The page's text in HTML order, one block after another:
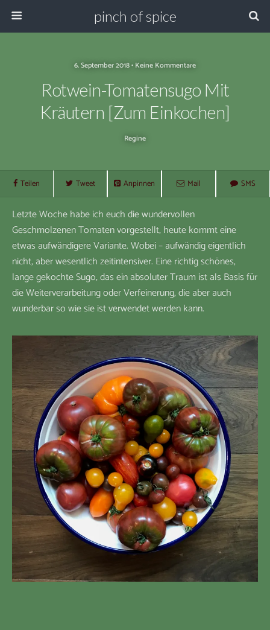
pinch of spice
6. September 2018 • Keine Kommentare
Rotwein-Tomatensugo Mit
Kräutern [zum Einkochen]
Regine
Teilen Tweet Anpinnen Mail SMS
Letzte Woche habe ich euch die wundervollen
Geschmolzenen Tomaten vorgestellt, heute kommt eine
etwas aufwändigere Variante. Wobei – aufwändig eigentlich
nicht, aber wesentlich zeitintensiver. Eine richtig schönes,
lange gekochte Sugo, das ein absoluter Traum ist als Basis für
die Weiterverarbeitung oder Verfeinerung, die aber auch
wunderbar so wie sie ist verwendet werden kann.